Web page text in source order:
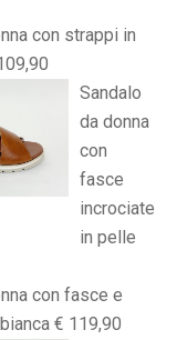
con strappi in
Sandalo
da donna
con
fasce
incrociate
in pelle
con fasce e
€ 119,90